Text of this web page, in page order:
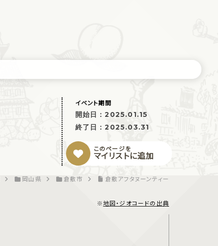
イベント期間
開始日：2025.01.15
終了日：2025.03.31
このページを
マイリストに追加
岡山県 倉敷市 倉敷アフタヌーンティー
※地図・ジオコードの出典